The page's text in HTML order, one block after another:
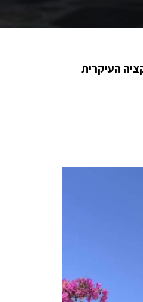
העיקרית